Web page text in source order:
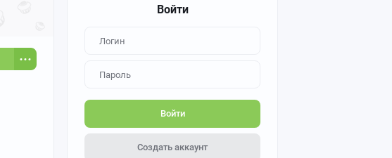
Войти
Войти
Создать аккаунт